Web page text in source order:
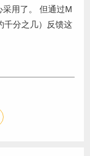
用了。 但通过M
千分之几）反馈这